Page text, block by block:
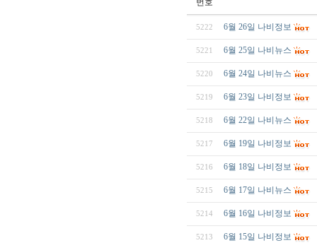
번호
5222 6월 26일 나비정보
5221 6월 25일 나비뉴스
5220 6월 24일 나비뉴스
5219 6월 23일 나비정보
5218 6월 22일 나비뉴스
5217 6월 19일 나비정보
5216 6월 18일 나비정보
5215 6월 17일 나비뉴스
5214 6월 16일 나비정보
5213 6월 15일 나비정보